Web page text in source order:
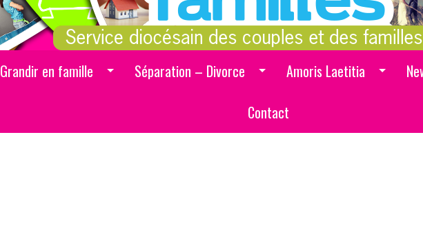
Grandir en famille Séparation – Divorce Amoris Laetitia
Contact